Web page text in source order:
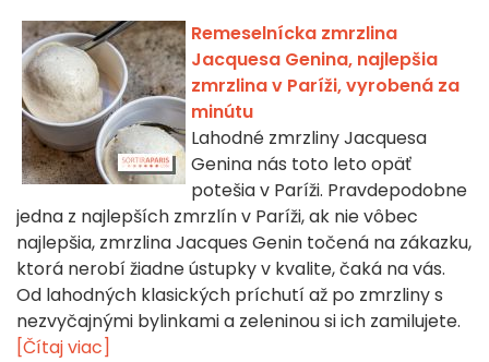
Remeselnícka zmrzlina
Jacquesa Genina, najlepšia
zmrzlina v Paríži, vyrobená za
minútu
Lahodné zmrzliny Jacquesa
Genina nás toto leto opäť
potešia v Paríži. Pravdepodobne
jedna z najlepších zmrzlín v Paríži, ak nie vôbec
najlepšia, zmrzlina Jacques Genin točená na zákazku,
ktorá nerobí žiadne ústupky v kvalite, čaká na vás.
Od lahodných klasických príchutí až po zmrzliny s
nezvyčajnými bylinkami a zeleninou si ich zamilujete.
[Čítaj viac]